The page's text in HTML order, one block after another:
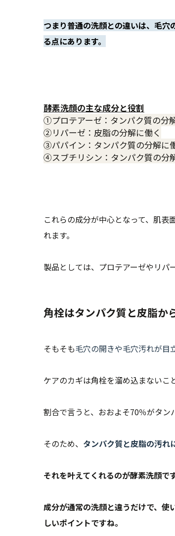
つまり普通の洗顔との違いは、毛
る点にあります。
酵素洗顔の主な成分と役割
①プロテアーゼ：タンパク質の分
②リパーゼ：皮脂の分解に働く
③パパイン：タンパク質の分解に
④スブチリシン：タンパク質の分
これらの成分が中心となって、肌表
れます。
製品としては、プロテアーゼやリパ
角栓はタンパク質と皮脂か
そもそも毛穴の開きや毛穴汚れが目
ケアのカギは角栓を溜め込まないこ
割合で言うと、おおよそ70％がタン
そのため、 タンパク質と皮脂の汚れ
それを叶えてくれるのが酵素洗顔です
成分が通常の洗顔と違うだけで、
しいポイントですね。